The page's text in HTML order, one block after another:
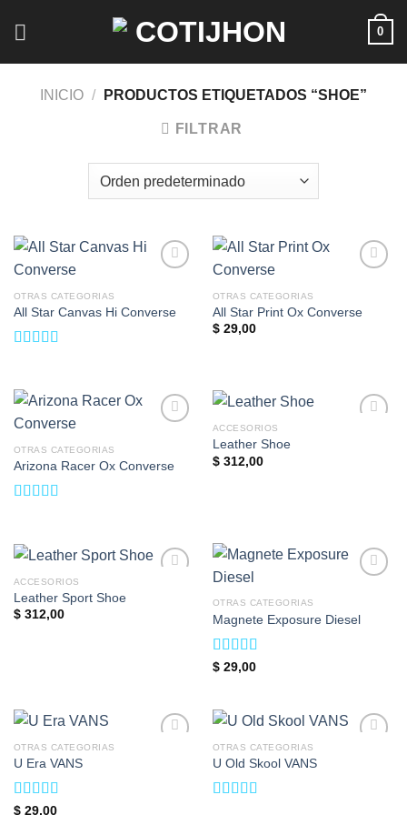
0
INICIO / PRODUCTOS ETIQUETADOS “SHOE”
FILTRAR
OTRAS CATEGORIAS
All Star Canvas Hi Converse
5
OTRAS CATEGORIAS
All Star Print Ox Converse
$29,00
OTRAS CATEGORIAS
Arizona Racer Ox Converse
de 5
ACCESORIOS
Leather Shoe
$312,00
ACCESORIOS
Leather Sport Shoe
$312,00
OTRAS CATEGORIAS
Magnete Exposure Diesel
Valorado en
$29,00
OTRAS CATEGORIAS
U Era VANS
Valorado
$29,00
OTRAS CATEGORIAS
U Old Skool VANS